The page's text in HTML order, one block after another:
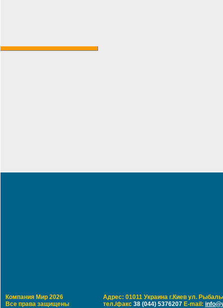
Компания Мир 2026
Все права защищены
Адрес: 01011 Украина г.Киев ул.
тел./факс 38 (044) 5376207 E-mail: